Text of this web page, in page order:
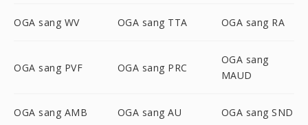
OGA sang WV OGA sang TTA OGA sang RA
OGA sang PVF OGA sang PRC
OGA sang
MAUD
OGA sang AMB OGA sang AU OGA sang SND